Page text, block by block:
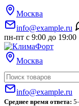
Москва
info@example.ru
пн-пт с 9:00 до 19:00
Москва
info@example.ru
Среднее время ответа: